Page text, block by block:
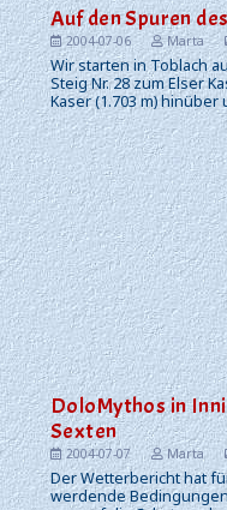
Auf den Spuren
2004-07-06 Marta
Wir starten in Toblach
Steig Nr. 28 zum Elser
Kaser (1.703 m)
DoloMythos in
Sexten
2004-07-07 Marta
Der Wetterbericht hat
werdende